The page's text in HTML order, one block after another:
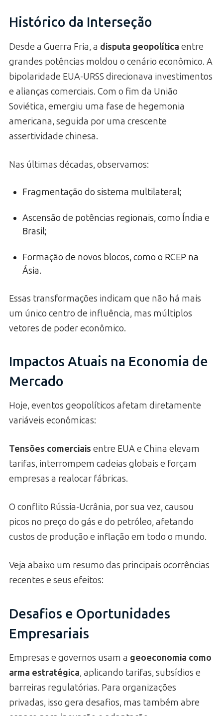
Histórico da Interseção
Desde a Guerra Fria, a disputa geopolítica entre
grandes potências moldou o cenário econômico. A
bipolaridade EUA-URSS direcionava investimentos
e alianças comerciais. Com o fim da União
Soviética, emergiu uma fase de hegemonia
americana, seguida por uma crescente
assertividade chinesa.
Nas últimas décadas, observamos:
Fragmentação do sistema multilateral;
Ascensão de potências regionais, como Índia e
Brasil;
Formação de novos blocos, como o RCEP na
Ásia.
Essas transformações indicam que não há mais
um único centro de influência, mas múltiplos
vetores de poder econômico.
Impactos Atuais na Economia de
Mercado
Hoje, eventos geopolíticos afetam diretamente
variáveis econômicas:
Tensões comerciais entre EUA e China elevam
tarifas, interrompem cadeias globais e forçam
empresas a realocar fábricas.
O conflito Rússia-Ucrânia, por sua vez, causou
picos no preço do gás e do petróleo, afetando
custos de produção e inflação em todo o mundo.
Veja abaixo um resumo das principais ocorrências
recentes e seus efeitos:
Desafios e Oportunidades
Empresariais
Empresas e governos usam a geoeconomia como
arma estratégica, aplicando tarifas, subsídios e
barreiras regulatórias. Para organizações
privadas, isso gera desafios, mas também abre